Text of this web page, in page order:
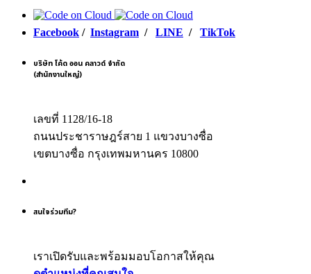
Facebook / Instagram / LINE / TikTok
บริษัท โค้ด ออน คลาวด์ จำกัด
(สำนักงานใหญ่)
เลขที่ 1128/16-18
ถนนประชาราษฎร์สาย 1 แขวงบางซื่อ
เขตบางซื่อ กรุงเทพมหานคร 10800
สนใจร่วมทีม?
เราเปิดรับและพร้อมมอบโอกาสให้คุณ